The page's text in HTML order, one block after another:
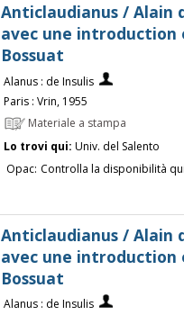
Anticlaudianus /
avec une introduction
Bossuat
Alanus : de Insulis
Paris : Vrin, 1955
Materiale a stampa
Lo trovi qui: Univ. del Salento
Opac: Controlla la disponibilità
Anticlaudianus /
avec une introduction
Bossuat
Alanus : de Insulis